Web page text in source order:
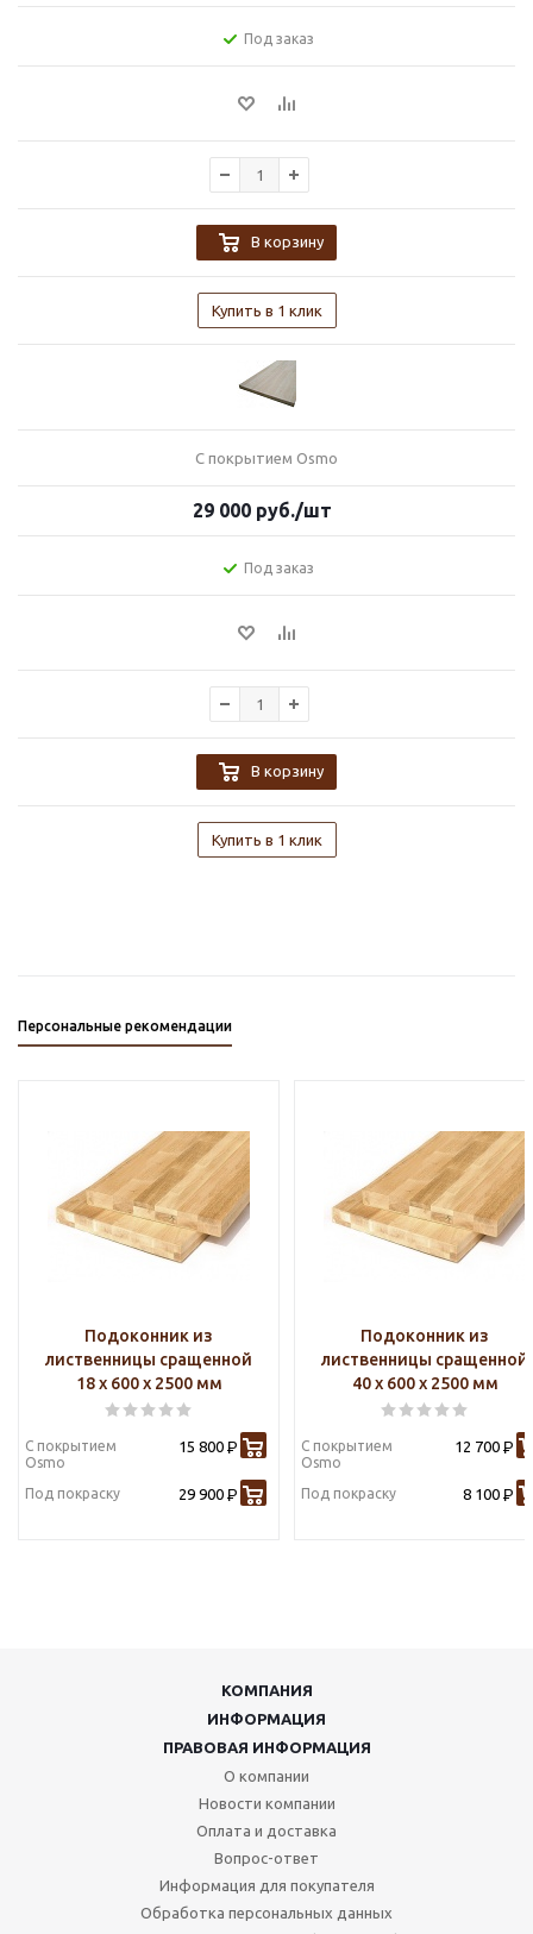
Под заказ
В корзину
Купить в 1 клик
С покрытием Osmo
29 000 руб./шт
Под заказ
В корзину
Купить в 1 клик
Персональные рекомендации
Подоконник из
лиственницы сращенной
18 х 600 х 2500 мм
С покрытием
Osmo
15 800 Р
Под покраску 29 900 Р
Подоконник из
лиственницы сращенной
40 х 600 х 2500 мм
С покрытием
Osmo
12 700 Р
Под покраску 8 100 Р
КОМПАНИЯ
ИНФОРМАЦИЯ
ПРАВОВАЯ ИНФОРМАЦИЯ
О компании
Новости компании
Оплата и доставка
Вопрос-ответ
Информация для покупателя
Обработка персональных данных